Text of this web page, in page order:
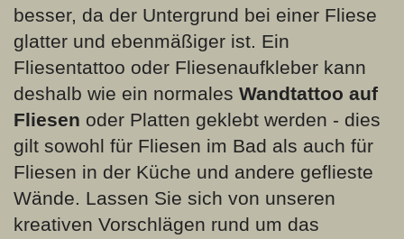
besser, da der Untergrund bei einer Fliese
glatter und ebenmäßiger ist. Ein
Fliesentattoo oder Fliesenaufkleber kann
deshalb wie ein normales Wandtattoo auf
Fliesen oder Platten geklebt werden - dies
gilt sowohl für Fliesen im Bad als auch für
Fliesen in der Küche und andere geflieste
Wände. Lassen Sie sich von unseren
kreativen Vorschlägen rund um das